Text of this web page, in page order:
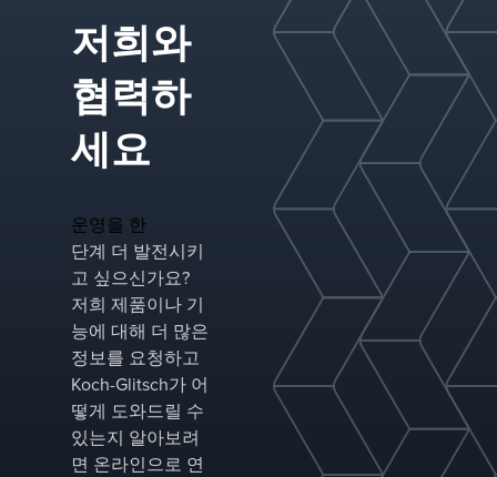
열분리
솔루션
을 제
공하여
고객이
까다로
용 분
야에서
신뢰할
수 있
는 성
능, 향
에너지
효율,
일관된
제품
품질을
달성할
수 있
저희와
협력하
세요
운영을 한
단계 더 발전시키
고 싶으신가요?
저희 제품이나 기
능에 대해 더 많은
정보를 요청하고
Koch-Glitsch가 어
떻게 도와드릴 수
있는지 알아보려
면 온라인으로 연